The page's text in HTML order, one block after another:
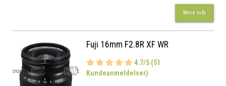
Mere Info
Fuji 16mm F2.8R XF WR
4.7/5 (51
Kundeanmeldelser)